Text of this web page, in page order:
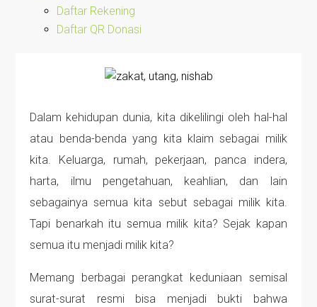
Daftar Rekening
Daftar QR Donasi
Dalam kehidupan dunia, kita dikelilingi oleh hal-hal
atau benda-benda yang kita klaim sebagai milik
kita. Keluarga, rumah, pekerjaan, panca indera,
harta, ilmu pengetahuan, keahlian, dan lain
sebagainya semua kita sebut sebagai milik kita.
Tapi benarkah itu semua milik kita? Sejak kapan
semua itu menjadi milik kita?
Memang berbagai perangkat keduniaan semisal
surat-surat resmi bisa menjadi bukti bahwa